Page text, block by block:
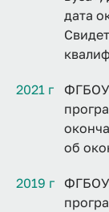
дата
2021 г
об
2019 г